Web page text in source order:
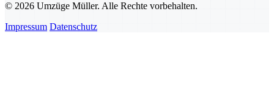
© 2026 Umzüge Müller. Alle Rechte vorbehalten.
Impressum Datenschutz